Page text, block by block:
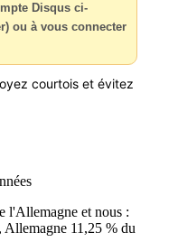
Disqus ci-
ou à vous connecter
courtois et évitez